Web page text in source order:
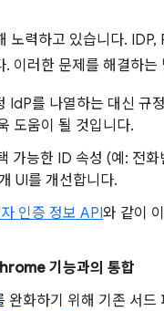
력하고 있습니다. IDP,
이러한 문제를 해결하는
를 나열하는 대신 규
도움이 될 것입니다.
가능한 ID 속성 (예: 전
UI를 개선합니다.
인증 정보 API와 같이
기능과의 통합
완화하기 위해 기존 서드